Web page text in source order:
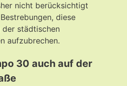
nicht berücksichtigt
diese
städtischen
aufzubrechen.
30 auch auf der